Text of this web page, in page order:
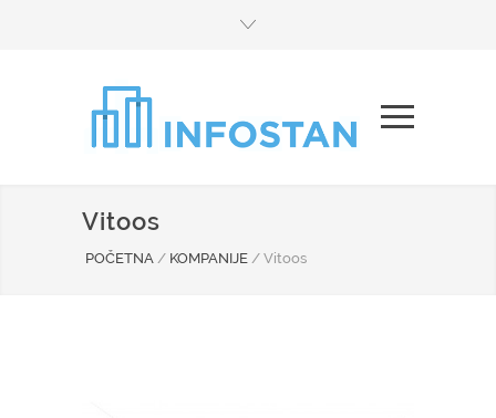
Vitoos
POČETNA / KOMPANIJE / Vitoos